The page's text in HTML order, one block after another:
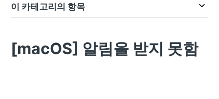
이 카테고리의 항목
[macOS] 알림을 받지 못함